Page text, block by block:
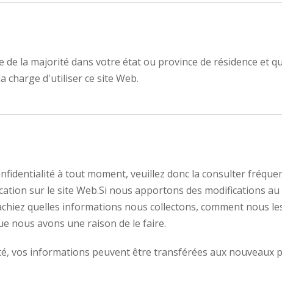
de la majorité dans votre état ou province de résidence et
d'utiliser ce site Web.
à tout moment, veuillez donc la consulter
sur le site Web.Si nous apportons des modifications
quelles informations nous collectons, comment nous
nous avons une raison de le faire.
vos informations peuvent être transférées aux nouveaux